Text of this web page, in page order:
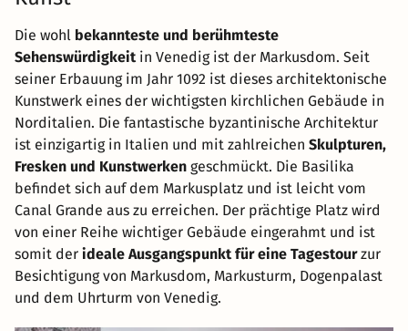
Die wohl bekannteste und berühmteste
Sehenswürdigkeitin Venedig ist der Markusdom. Seit
seiner Erbauung im Jahr 1092 ist dieses architektonische
Kunstwerk eines der wichtigsten kirchlichen Gebäude in
Norditalien. Die fantastische byzantinische Architektur
ist einzigartig in Italien und mit zahlreichen Skulpturen,
Fresken und Kunstwerken geschmückt. Die Basilika
befindet sich auf dem Markusplatz und ist leicht vom
Canal Grande aus zu erreichen. Der prächtige Platz wird
von einer Reihe wichtiger Gebäude eingerahmt und ist
somit der ideale Ausgangspunkt für eine Tagestourzur
Besichtigung von Markusdom, Markusturm, Dogenpalast
und dem Uhrturm von Venedig.